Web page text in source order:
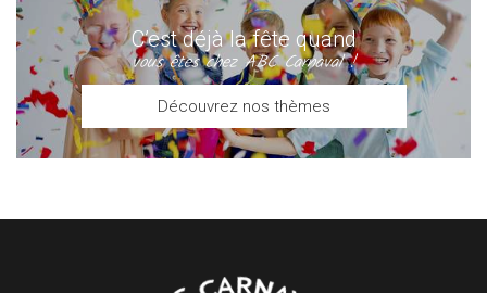
C’est déjà la fête quand
vous êtes chez ABC Carnaval !
Découvrez nos thèmes